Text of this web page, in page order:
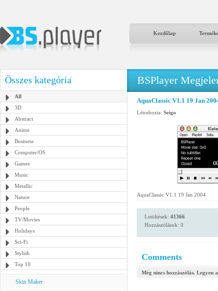
Kezdőlap
Összes kategória
All
3D
Abstract
Anime
Business
Computer/OS
Games
Music
Metallic
Nature
People
TV/Movies
Holidays
Sci-Fi
Stylish
Top 10
Skin Maker
BSPlayer
AquaClassic V1.1 19 Jan
Létrehozta: Seigo
AquaClassic V1.1 19 Jan 2004
Letöltések: 41366
Hozzászólások: 0
Comments
Még nincs hozzászólás. Legyen